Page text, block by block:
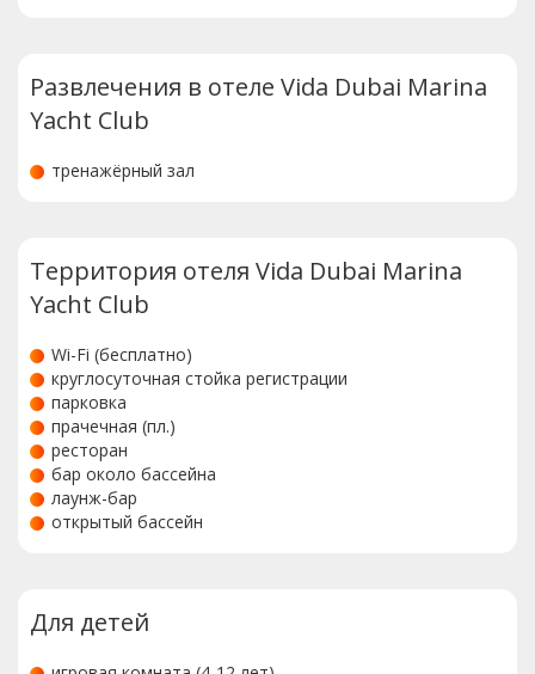
Развлечения в отеле Vida Dubai Marina
Yacht Club
тренажёрный зал
Территория отеля Vida Dubai Marina
Yacht Club
Wi-Fi (бесплатно)
круглосуточная стойка регистрации
парковка
прачечная (пл.)
ресторан
бар около бассейна
лаунж-бар
открытый бассейн
Для детей